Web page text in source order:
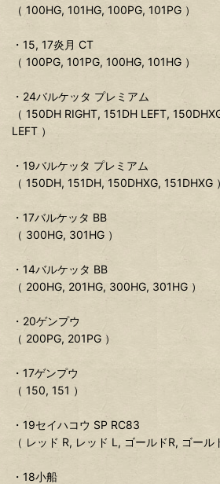
（ 100HG, 101HG, 100PG, 101PG ）
・15, 17炎月 CT
（ 100PG, 101PG, 100HG, 101HG ）
・24バルケッタ プレミアム
（ 150DH RIGHT, 151DH LEFT,
LEFT ）
・19バルケッタ プレミアム
（ 150DH, 151DH, 150DHXG, 151DHXG ）
・17バルケッタ BB
（ 300HG, 301HG ）
・14バルケッタ BB
（ 200HG, 201HG, 300HG, 301HG ）
・20ゲンプウ
（ 200PG, 201PG ）
・17ゲンプウ
（ 150, 151 ）
・19セイハコウ SP RC83
（ レッド R, レッド L, ゴールドR, ゴール
・18小船